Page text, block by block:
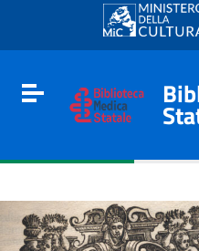
Go to content
Go to the navigation menu
Go to the footer
Toggle navigation